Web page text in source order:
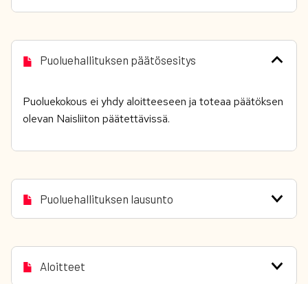
Puoluehallituksen päätösesitys
Puoluekokous ei yhdy aloitteeseen ja toteaa päätöksen
olevan Naisliiton päätettävissä.
Puoluehallituksen lausunto
Aloitteet